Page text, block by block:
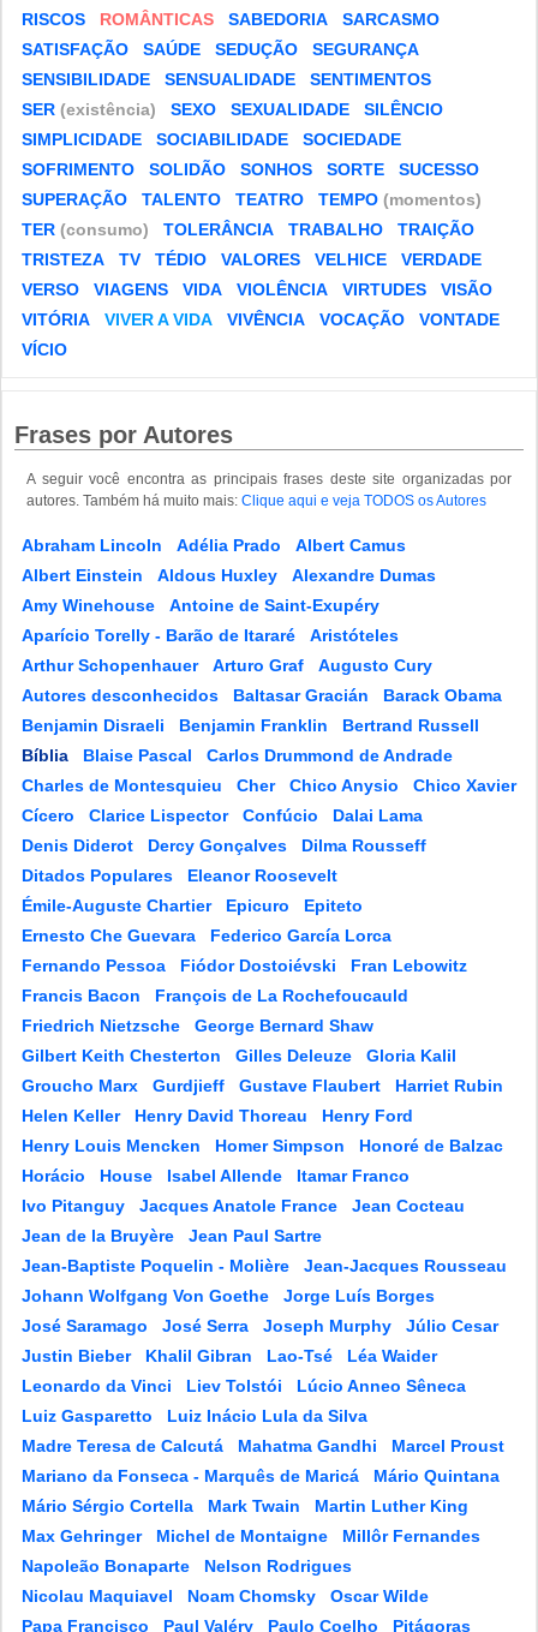
RISCOS
ROMÂNTICAS SABEDORIA
SARCASMO
SATISFAÇÃO
SAÚDE SEDUÇÃO
SEGURANÇA
SENSIBILIDADE
SENSUALIDADE
SENTIMENTOS
SER (existência) SEXO SEXUALIDADE
SILÊNCIO
SIMPLICIDADE
SOCIABILIDADE
SOCIEDADE
SOFRIMENTO
SOLIDÃO SONHOS SORTE
SUCESSO
SUPERAÇÃO
TALENTO TEATRO TEMPO (momentos)
TER (consumo) TOLERÂNCIA TRABALHO
TRAIÇÃO
TRISTEZA
TV TÉDIO VALORES VELHICE
VERDADE
VERSO
VIAGENS VIDA VIOLÊNCIA VIRTUDES
VISÃO
VITÓRIA
VIVER A VIDA VIVÊNCIA VOCAÇÃO
VONTADE
VÍCIO
Frases por Autores
A seguir você encontra as principais frases deste site organizadas por
autores. Também há muito mais: Clique aqui e veja TODOS os Autores
Abraham Lincoln Adélia Prado
Albert Camus
Albert Einstein
Aldous Huxley
Alexandre Dumas
Amy Winehouse
Antoine de Saint-Exupéry
Aparício Torelly - Barão de Itararé
Aristóteles
Arthur Schopenhauer
Arturo Graf
Augusto Cury
Autores desconhecidos
Baltasar Gracián
Barack Obama
Benjamin Disraeli
Benjamin Franklin
Bertrand Russell
Bíblia
Blaise Pascal
Carlos Drummond de Andrade
Charles de Montesquieu
Cher Chico Anysio
Chico Xavier
Cícero
Clarice Lispector Confúcio
Dalai Lama
Denis Diderot
Dercy Gonçalves
Dilma Rousseff
Ditados Populares
Eleanor Roosevelt
Émile-Auguste Chartier
Epicuro
Epiteto
Ernesto Che Guevara
Federico García Lorca
Fernando Pessoa
Fiódor Dostoiévski
Fran Lebowitz
Francis Bacon
François de La Rochefoucauld
Friedrich Nietzsche
George Bernard Shaw
Gilbert Keith Chesterton
Gilles Deleuze
Gloria Kalil
Groucho Marx
Gurdjieff Gustave Flaubert
Harriet Rubin
Helen Keller
Henry David Thoreau
Henry Ford
Henry Louis Mencken
Homer Simpson
Honoré de Balzac
Horácio
House Isabel Allende
Itamar Franco
Ivo Pitanguy
Jacques Anatole France
Jean Cocteau
Jean de la Bruyère
Jean Paul Sartre
Jean-Baptiste Poquelin - Molière
Jean-Jacques Rousseau
Johann Wolfgang Von Goethe
Jorge Luís Borges
José Saramago
José Serra Joseph Murphy
Júlio Cesar
Justin Bieber
Khalil Gibran Lao-Tsé
Léa Waider
Leonardo da Vinci
Liev Tolstói
Lúcio Anneo Sêneca
Luiz Gasparetto
Luiz Inácio Lula da Silva
Madre Teresa de Calcutá
Mahatma Gandhi
Marcel Proust
Mariano da Fonseca - Marquês de Maricá
Mário Quintana
Mário Sérgio Cortella
Mark Twain
Martin Luther King
Max Gehringer
Michel de Montaigne
Millôr Fernandes
Napoleão Bonaparte
Nelson Rodrigues
Nicolau Maquiavel
Noam Chomsky
Oscar Wilde
Papa Francisco
Paul Valéry Paulo Coelho Pitágoras